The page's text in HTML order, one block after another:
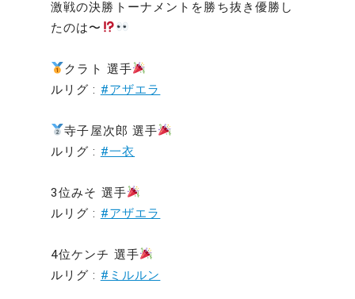
激戦の決勝トーナメントを勝ち抜き優勝し
たのは〜
クラト 選手
ルリグ : #アザエラ
寺子屋次郎 選手
ルリグ : #一衣
3位みそ 選手
ルリグ : #アザエラ
4位ケンチ 選手
ルリグ : #ミルルン